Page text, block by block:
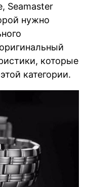
Seamaster
нужно
которые
категории.